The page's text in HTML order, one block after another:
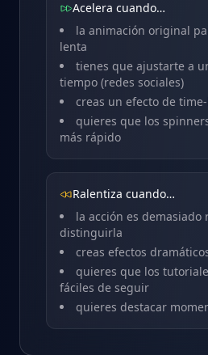
Acelera cuando…
la animación original
lenta
tienes que ajustarte a
tiempo (redes sociales)
creas un efecto de
quieres que los
más rápido
Ralentiza cuando…
la acción es demasiado
distinguirla
creas efectos
quieres que los
fáciles de seguir
quieres destacar